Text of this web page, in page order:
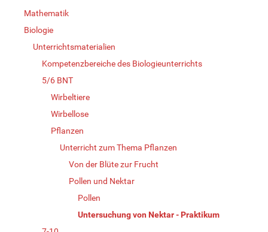
Mathematik
Biologie
Unterrichtsmaterialien
Kompetenzbereiche des Biologieunterrichts
5/6 BNT
Wirbeltiere
Wirbellose
Pflanzen
Unterricht zum Thema Pflanzen
Von der Blüte zur Frucht
Pollen und Nektar
Pollen
Untersuchung von Nektar - Praktikum